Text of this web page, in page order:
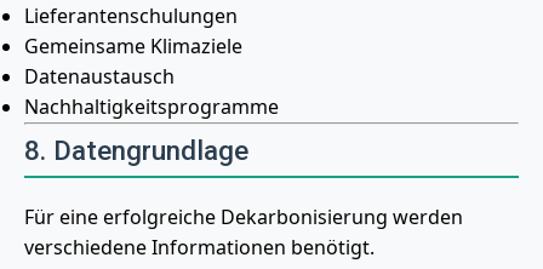
Lieferantenschulungen
Gemeinsame Klimaziele
Datenaustausch
Nachhaltigkeitsprogramme
8. Datengrundlage
Für eine erfolgreiche Dekarbonisierung werden
verschiedene Informationen benötigt.